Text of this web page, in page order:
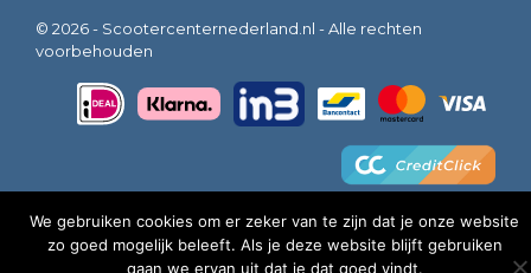
© 2026 - Scootercenternederland.nl - Alle rechten
voorbehouden
We gebruiken cookies om er zeker van te zijn dat je onze website
zo goed mogelijk beleeft. Als je deze website blijft gebruiken
gaan we ervan uit dat je dat goed vindt.